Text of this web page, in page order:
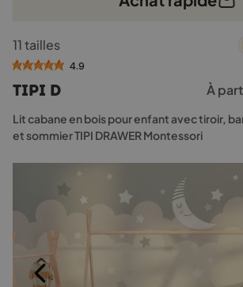
produit
a
variations.
Les
options
être
page
produit
11 tailles
4.9
TIPI D À
Lit cabane en bois pour enfant avec tiroir,
et sommier TIPI DRAWER Montessori